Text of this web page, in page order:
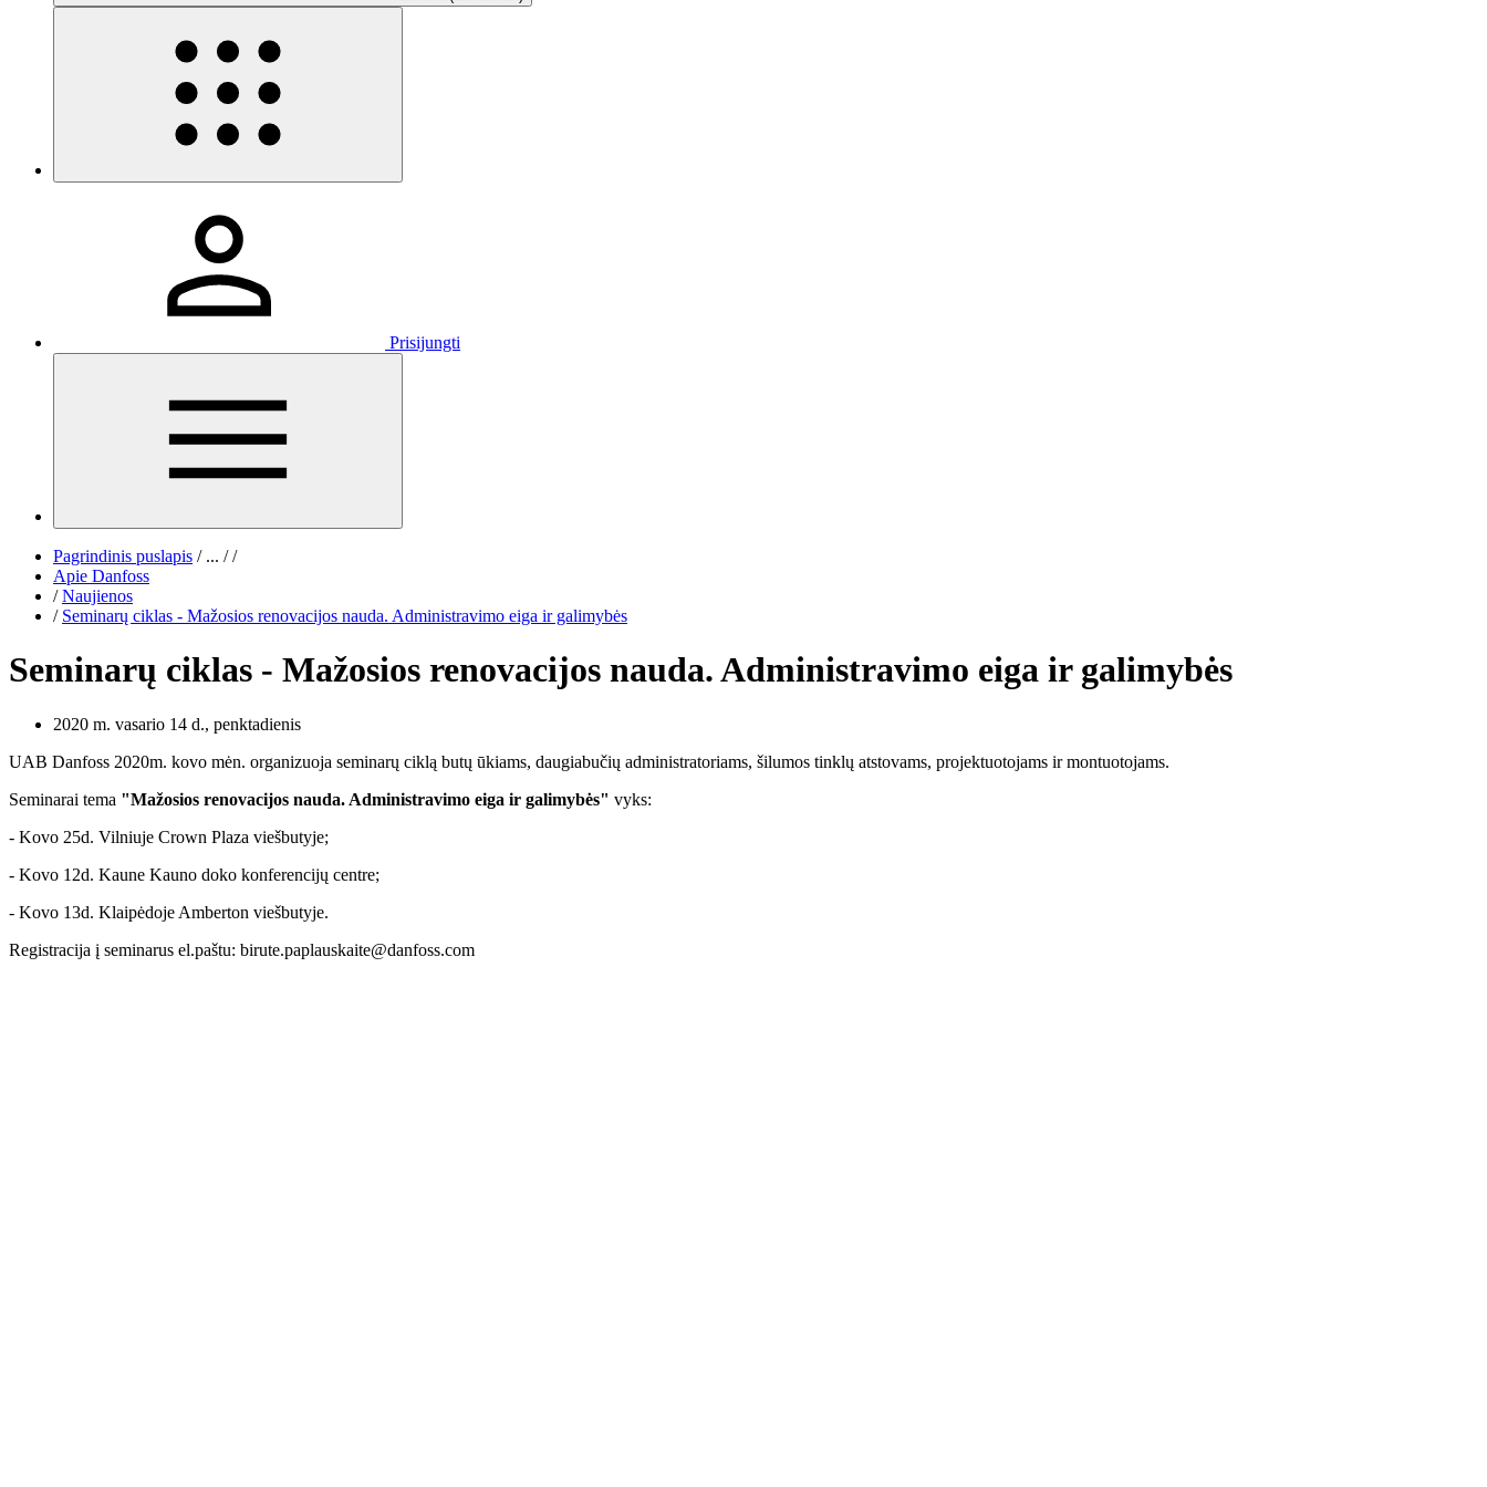
Prisijungti
Pagrindinis puslapis /... / /
Apie Danfoss
/ Naujienos
/ Seminarų ciklas - Mažosios renovacijos nauda. Administravimo eiga ir galimybės
Seminarų ciklas - Mažosios renovacijos nauda. Administravimo eiga ir galimybės
2020 m. vasario 14 d., penktadienis
UAB Danfoss 2020m. kovo mėn. organizuoja seminarų ciklą butų ūkiams, daugiabučių administratoriams, šilumos tinklų atstovams, projektuotojams ir montuotojams.
Seminarai tema "Mažosios renovacijos nauda. Administravimo eiga ir galimybės" vyks:
- Kovo 25d. Vilniuje Crown Plaza viešbutyje;
- Kovo 12d. Kaune Kauno doko konferencijų centre;
- Kovo 13d. Klaipėdoje Amberton viešbutyje.
Registracija į seminarus el.paštu: birute.paplauskaite@danfoss.com